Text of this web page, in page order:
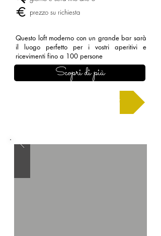
prezzo su richiesta
Questo loft moderno con un grande bar sarà
il luogo perfetto per i vostri aperitivi e
ricevimenti fino a 100 persone
Scopri di più